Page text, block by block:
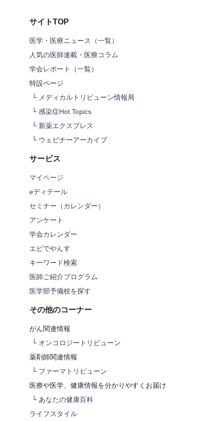
サイトTOP
医学・医療ニュース（一覧）
人気の医師連載・医療コラム
学会レポート（一覧）
特設ページ
└ メディカルトリビューン情報局
└ 感染症Hot Topics
└ 新薬エクスプレス
└ ウェビナーアーカイブ
サービス
マイページ
eディテール
セミナー（カレンダー）
アンケート
学会カレンダー
エビでやんす
キーワード検索
医師ご紹介プログラム
医学部予備校を探す
その他のコーナー
がん関連情報
└ オンコロジートリビューン
薬剤師関連情報
└ ファーマトリビューン
医療や医学、健康情報を分かりやすくお届け
└ あなたの健康百科
ライフスタイル